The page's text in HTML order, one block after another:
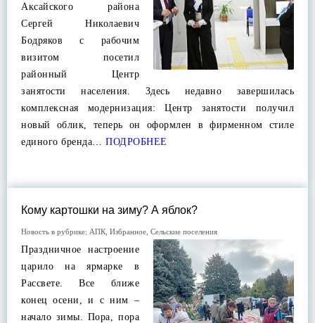
Аксайского района
Сергей Николаевич
Бодряков с рабочим
визитом посетил
районный Центр
занятости населения. Здесь недавно завершилась
комплексная модернизация: Центр занятости получил
новый облик, теперь он оформлен в фирменном стиле
единого бренда… ПОДРОБНЕЕ
Кому картошки на зиму? А яблок?
Новость в рубрике: АПК Избранное Сельские поселения
Праздничное настроение
царило на ярмарке в
Рассвете. Все ближе
конец осени, и с ним –
начало зимы. Пора, пора